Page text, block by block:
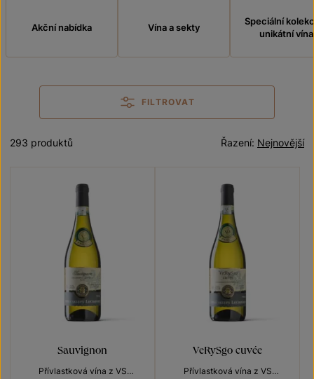
Akční nabídka Vína a sekty
Speciální
unikátní vína
FILTROVAT
Nejnovější
Řazení:
293 produktů
Sauvignon
Přívlastková vína z VS
VeRySgo cuvée
Přívlastková vína z VS